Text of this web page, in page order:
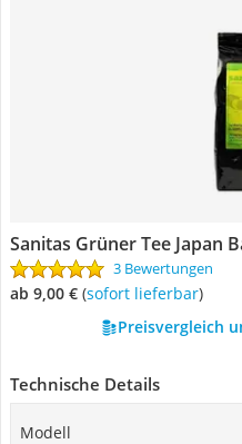
Sanitas Grüner Tee Japan
3 Bewertungen
ab 9,00 € ( Sofort lieferbar)
Preisvergleich
Technische Details
Modell